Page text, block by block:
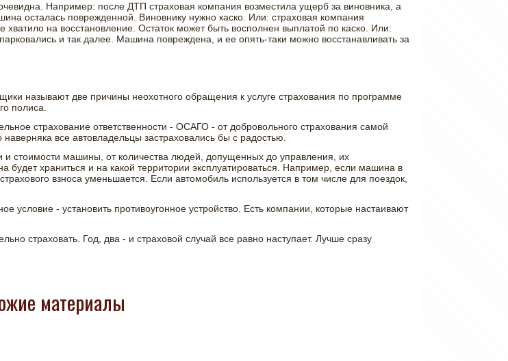
очевидна. Например: после ДТП страховая компания возместила ущерб за виновника, а
осталась поврежденной. Виновнику нужно каско. Или: страховая компания
на восстановление. Остаток может быть восполнен выплатой по каско. Или:
и так далее. Машина повреждена, и ее опять-таки можно восстанавливать за
называют две причины неохотного обращения к услуге страхования по программе
полиса.
страхование ответственности - ОСАГО - от добровольного страхования самой
все автовладельцы застраховались бы с радостью.
и стоимости машины, от количества людей, допущенных до управления, их
будет храниться и на какой территории эксплуатироваться. Например, если машина в
взноса уменьшается. Если автомобиль используется в том числе для поездок,
условие - установить противоугонное устройство. Есть компании, которые настаивают
страховать. Год, два - и страховой случай все равно наступает. Лучше сразу
материалы